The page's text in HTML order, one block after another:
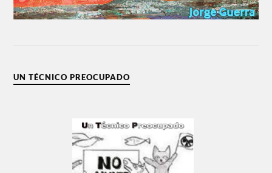
UN TÉCNICO PREOCUPADO